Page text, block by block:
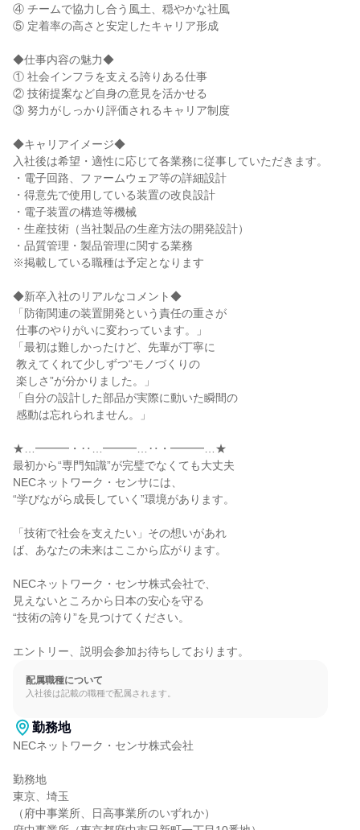
④ チームで協力し合う風土、穏やかな社風
⑤ 定着率の高さと安定したキャリア形成
◆仕事内容の魅力◆
① 社会インフラを支える誇りある仕事
② 技術提案など自身の意見を活かせる
③ 努力がしっかり評価されるキャリア制度
◆キャリアイメージ◆
入社後は希望・適性に応じて各業務に従事していただきます。
・電子回路、ファームウェア等の詳細設計
・得意先で使用している装置の改良設計
・電子装置の構造等機械
・生産技術（当社製品の生産方法の開発設計）
・品質管理・製品管理に関する業務
※掲載している職種は予定となります
◆新卒入社のリアルなコメント◆
「防衛関連の装置開発という責任の重さが
「最初は難しかったけど、先輩が丁寧に
「自分の設計した部品が実際に動いた瞬間の
★…━━━・‥…━━━…‥・━━━…★
最初から“専門知識”が完璧でなくても大丈夫
NECネットワーク・センサには、
“学びながら成長していく”環境があります。
「技術で社会を支えたい」その想いがあれ
ば、あなたの未来はここから広がります。
NECネットワーク・センサ株式会社で、
見えないところから日本の安心を守る
“技術の誇り”を見つけてください。
エントリー、説明会参加お待ちしております。
配属職種について
入社後は記載の職種で配属されます。
勤務地
NECネットワーク・センサ株式会社
勤務地
東京、埼玉
（府中事業所、日高事業所のいずれか）